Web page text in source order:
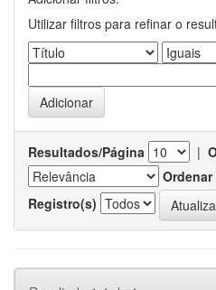
Utilizar filtros para refinar o
Resultados/Página |
Ordenar
Registro(s)